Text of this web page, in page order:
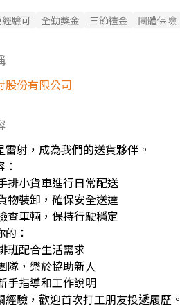
驗可 全勤獎金 三節禮金 團體保險
股份有限公司
雷射，成為我們的送貨夥伴。
排小貨車進行日常配送
物裝卸，確保安全送達
查車輛，保持行駛穩定
：
班配合生活需求
隊，樂於協助新人
手指導和工作說明
經驗，歡迎首次打工朋友投遞履歷。